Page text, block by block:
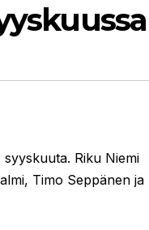
Riku Niemi
Timo Seppänen ja